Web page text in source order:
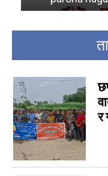
Parsa Ad
विशेष
मनोरञ्जन
कृषि
विचार
कला
चर्चामा
र